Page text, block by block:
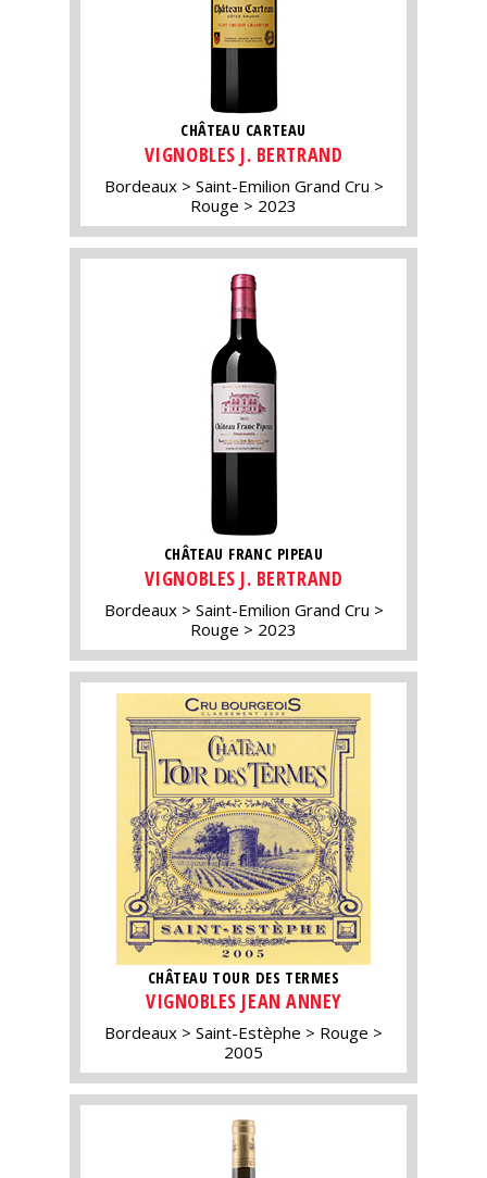
CHÂTEAU CARTEAU
VIGNOBLES J. BERTRAND
Bordeaux
Saint-Emilion Grand Cru
Rouge
2023
CHÂTEAU FRANC PIPEAU
VIGNOBLES J. BERTRAND
Bordeaux
Saint-Emilion Grand Cru
Rouge
2023
CHÂTEAU TOUR DES TERMES
VIGNOBLES JEAN ANNEY
Bordeaux Saint-Estèphe
Rouge
2005